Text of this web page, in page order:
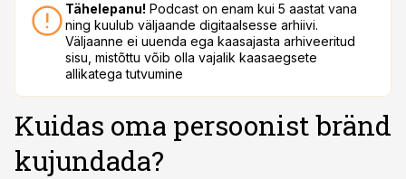
Tähelepanu! Podcast on enam kui 5 aastat vana
ning kuulub väljaande digitaalsesse arhiivi.
Väljaanne ei uuenda ega kaasajasta arhiveeritud
sisu, mistõttu võib olla vajalik kaasaegsete
allikatega tutvumine
Kuidas oma persoonist bränd
kujundada?